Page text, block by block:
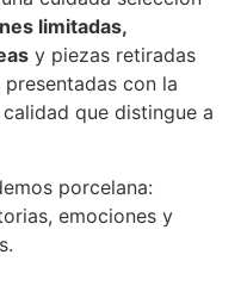
limitadas,
y piezas retiradas
con la
que distingue a
porcelana:
emociones y